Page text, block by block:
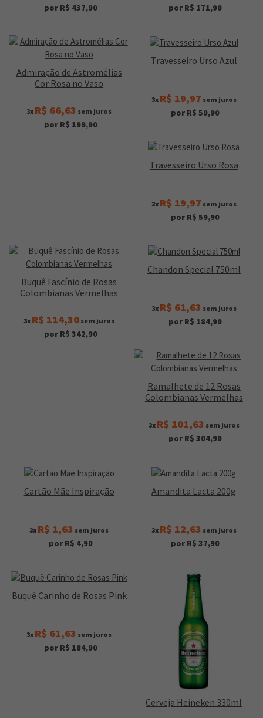
por R$ 437,90 por R$ 171,90
Admiração de Astromélias
Cor Rosa no Vaso
3x R$ 66,63 sem juros
por R$ 199,90
Travesseiro Urso Azul
3x R$ 19,97 sem juros
por R$ 59,90
Travesseiro Urso Rosa
3x R$ 19,97 sem juros
por R$ 59,90
Buquê Fascínio de Rosas
Colombianas Vermelhas
3x R$ 114,30 sem juros
por R$ 342,90
Chandon Special 750ml
3x R$ 61,63 sem juros
por R$ 184,90
Ramalhete de 12 Rosas
Colombianas Vermelhas
3x R$ 101,63 sem juros
por R$ 304,90
Cartão Mãe Inspiração
3x R$ 1,63 sem juros
por R$ 4,90
Amandita Lacta 200g
3x R$ 12,63 sem juros
por R$ 37,90
Buquê Carinho de Rosas Pink
3x R$ 61,63 sem juros
por R$ 184,90
Cerveja Heineken 330ml